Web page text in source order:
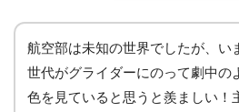
航空部は未知の世界でしたが、い
世代がグライダーにのって劇中の
色を見ていると思うと羨ましい！